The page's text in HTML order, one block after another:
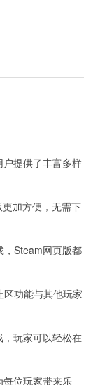
提供了丰富多样
加方便，无需下
Steam网页版都
功能与其他玩家
玩家可以轻松在
位玩家带来乐